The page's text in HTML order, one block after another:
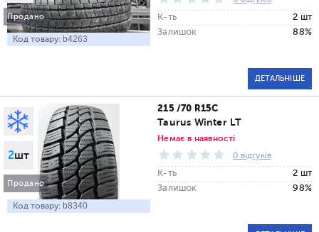
Продано
Код товару: b4263
К-ть
2 шт
Залишок
88%
ДЕТАЛЬНІШЕ
2шт
Продано
Код товару: b8340
215 /70 R15C
Taurus Winter LT
Немає в наявності
0 відгуків
К-ть
2 шт
Залишок
98%